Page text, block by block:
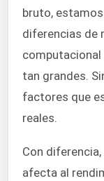
bruto, estamos
diferencias de
computacional
tan grandes.
factores que
reales.
Con
afecta al